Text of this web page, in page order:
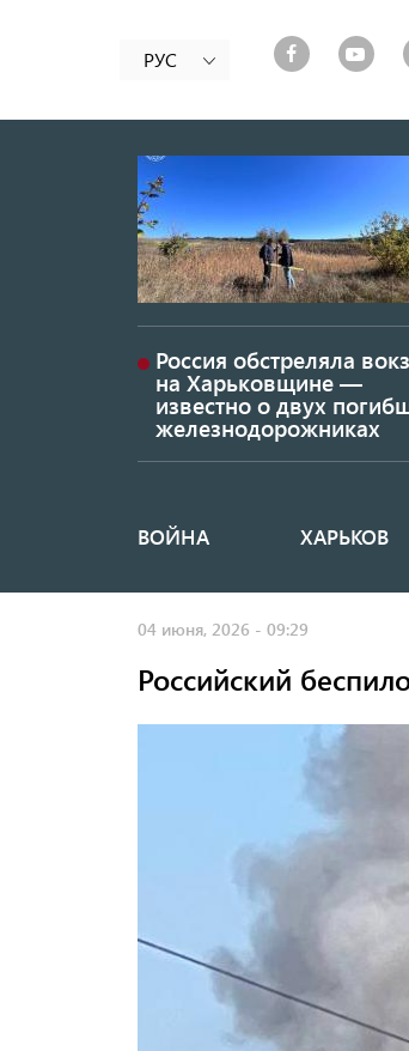
РУС
Россия обстреляла
на Харьковщине —
известно о двух
железнодорожниках
Основная
ВОЙНА ХАРЬКОВ
04 июня, 2026 - 09:29
Российский